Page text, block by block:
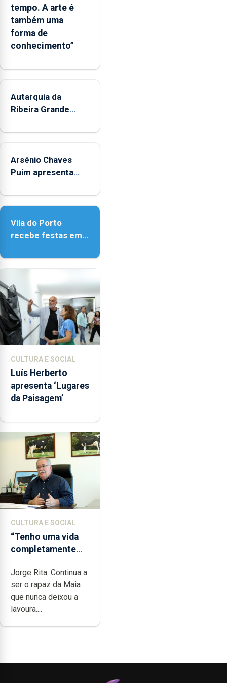
Governo
Regional
e
municípios.
tempo. A arte é
também uma
forma de
conhecimento”
Autarquia da
Ribeira Grande
"Museus no Verão"
Arsénio Chaves
Puim apresenta
de Vila do Porto
Vila do Porto
recebe festas em
Senhora da
CULTURA E SOCIAL
Luís Herberto
apresenta ‘Lugares
da Paisagem’
CULTURA E SOCIAL
“Tenho uma vida
completamente
dedicação, gosto e
muita paixão”
Jorge Rita. Continua a
ser o rapaz da Maia
que nunca deixou a
lavoura....